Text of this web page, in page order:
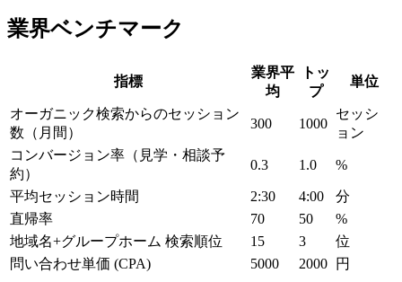
業界ベンチマーク
指標
業界平
均
トッ
プ
単位
オーガニック検索からのセッション
数（月間）
300 1000
セッシ
ョン
コンバージョン率（見学・相談予
約）
0.3 1.0 %
平均セッション時間 2:30 4:00
分
直帰率
70 50
%
地域名+グループホーム 検索順位
15 3
位
問い合わせ単価 (CPA)
5000 2000 円